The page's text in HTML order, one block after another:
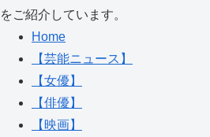
をご紹介しています。
Home
【芸能ニュース】
【女優】
【俳優】
【映画】